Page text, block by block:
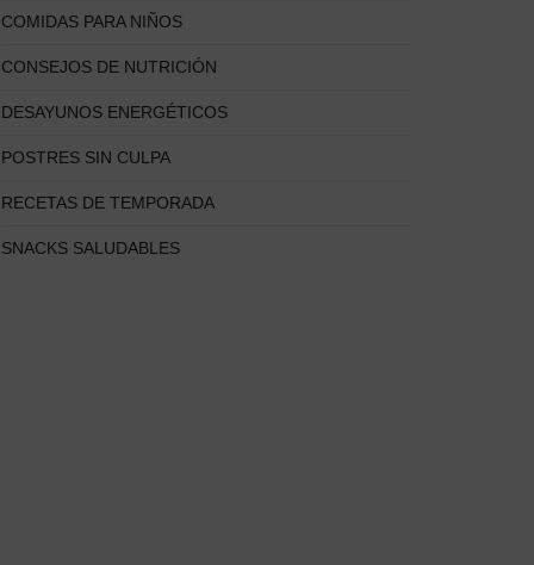
COMIDAS PARA NIÑOS
CONSEJOS DE NUTRICIÓN
DESAYUNOS ENERGÉTICOS
POSTRES SIN CULPA
RECETAS DE TEMPORADA
SNACKS SALUDABLES